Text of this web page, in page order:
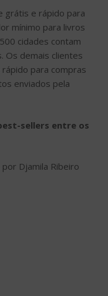
grátis e rápido para
mínimo para livros
cidades contam
Os demais clientes
para compras
enviados pela
sellers entre os
Djamila Ribeiro